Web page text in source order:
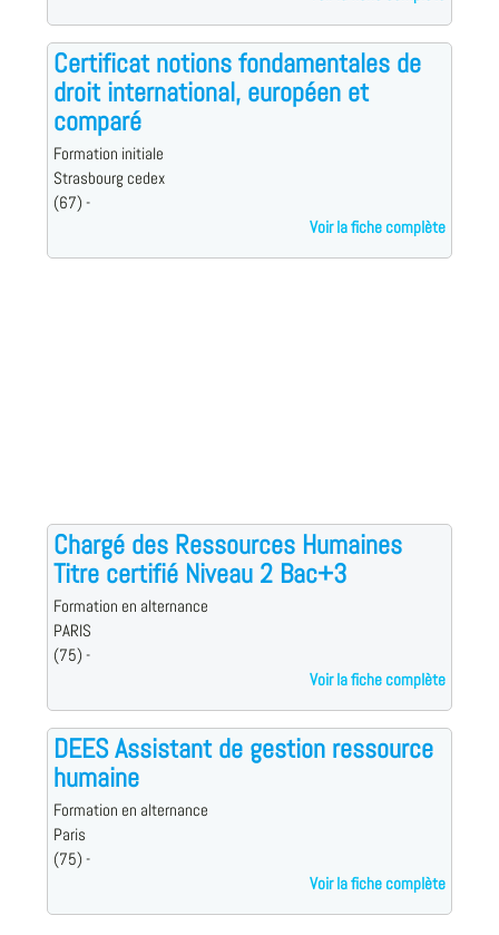
Certificat notions fondamentales de
droit international, européen et
comparé
Formation initiale
Strasbourg cedex
(67) -
Voir la fiche complète
Chargé des Ressources Humaines
Titre certifié Niveau 2 Bac+3
Formation en alternance
PARIS
(75) -
Voir la fiche complète
DEES Assistant de gestion ressource
humaine
Formation en alternance
Paris
(75) -
Voir la fiche complète